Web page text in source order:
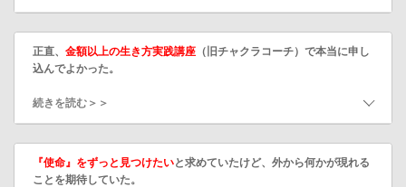
正直、 金額以上の生き方実践講座 （旧チャクラコーチ）で本当に申し
込んでよかった。
続きを読む＞＞
『使命』をずっと見つけたいと求めていたけど、外から何かが現れる
ことを期待していた。